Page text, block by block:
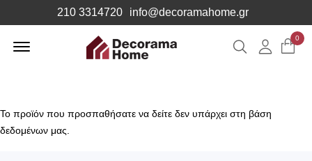
210 3314720 info@decoramahome.gr
Αναζήτηση
0
Το προϊόν που προσπαθήσατε να δείτε δεν υπάρχει στη βάση
δεδομένων μας.